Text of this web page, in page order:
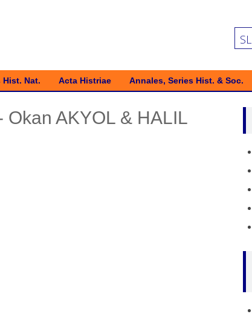
SL
Hist. Nat. Acta Histriae Annales, Series Hist. & Soc.
AKYOL & HALIL